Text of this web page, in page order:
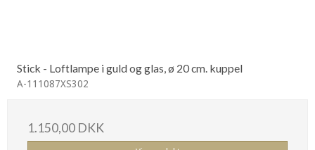
Stick - Loftlampe i guld og glas, ø 20 cm. kuppel
A-111087XS302
1.150,00 DKK